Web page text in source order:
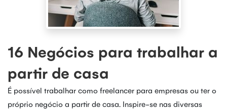
16 Negócios para trabalhar a
partir de casa
É possível trabalhar como freelancer para empresas ou ter o
próprio negócio a partir de casa. Inspire-se nas diversas